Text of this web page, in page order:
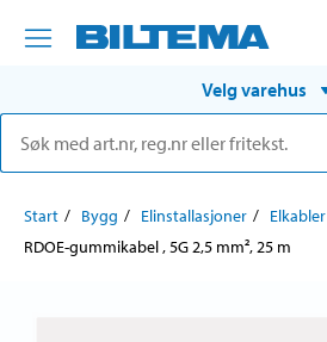
Velg varehus
Start Bygg Elinstallasjoner Elkabler
RDOE-gummikabel , 5G 2,5 mm², 25 m